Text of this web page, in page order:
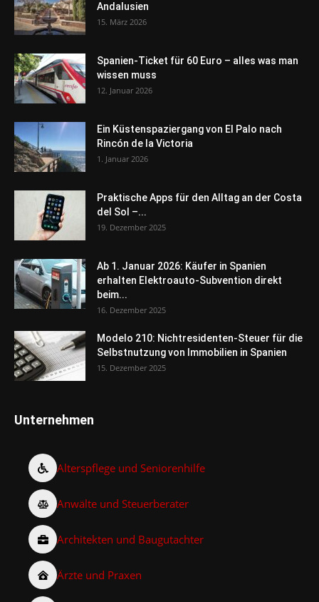
Andalusien
15. März 2026
Spanien-Ticket für 60 Euro – alles was man
wissen muss
12. Januar 2026
Ein Küstenspaziergang von El Palo nach
Rincón de la Victoria
1. Januar 2026
Praktische Apps für den Alltag an der Costa
del Sol –...
19. Dezember 2025
Ab 1. Januar 2026: Käufer in Spanien
erhalten Elektroauto-Subvention direkt
beim...
16. Dezember 2025
Modelo 210: Nichtresidenten-Steuer für die
Selbstnutzung von Immobilien in Spanien
15. Dezember 2025
Unternehmen
Alterspflege und Seniorenhilfe
Anwälte und Steuerberater
Architekten und Baugutachter
Ärzte und Praxen